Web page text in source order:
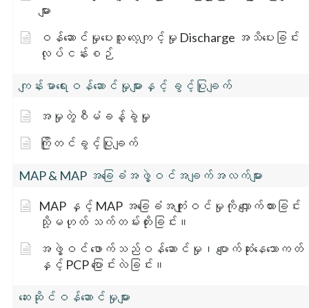
များ
ဝန်ဆောင်မှုပေးသူ လေ့ကျင့်မှု Discharge အသိပေးခြင်း
လုပ်ငန်းစဉ်
ကျန်းမာရေးဝန်ဆောင်မှုများနှင့် ခွင့်ပြုချက်
အမှုတွဲစီမံခန့်ခွဲမှု
ကြိုတင်ခွင့်ပြုချက်
MAP & MAP အခြေခံအဖွဲ့ဝင်အချက်အလက်များ
MAP နှင့် MAP အခြေခံအကျုံးဝင်မှုကို လျှောက်ထားခြင်း
သို့မဟုတ် သက်တမ်းတိုးခြင်း။
အဖွဲ့ဝင် ဖောက်သည်ဝန်ဆောင်မှု၊ ပျောက်ဆုံးနေသောကတ်
နှင့် PCP ပြောင်းလဲခြင်း။
ဆေးဆိုင်ဝန်ဆောင်မှုများ